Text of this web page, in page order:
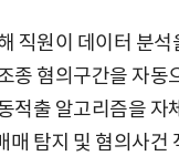
직원이 데이터 분
종 혐의구간을 자동
적출 알고리즘을 자
매 탐지 및 혐의사건